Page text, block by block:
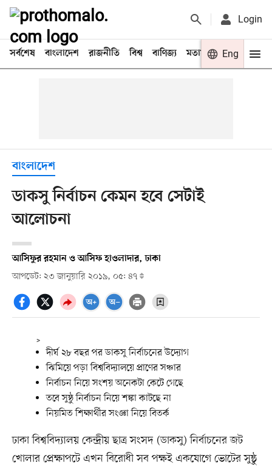
Login
সর্বশেষ বাংলাদেশ রাজনীতি বিশ্ব বাণিজ্য মতামত খেলা
Eng
বাংলাদেশ
ডাকসু নির্বাচন কেমন হবে সেটাই
আলোচনা
আসিফুর রহমান ও আসিফ হাওলাদার, ঢাকা
আপডেট: ২৩ জানুয়ারি ২০১৯, ০৫: ৪৭
>
দীর্ঘ ২৮ বছর পর ডাকসু নির্বাচনের উদ্যোগ
ঝিমিয়ে পড়া বিশ্ববিদ্যালয়ে প্রাণের সঞ্চার
নির্বাচন নিয়ে সংশয় অনেকটা কেটে গেছে
তবে সুষ্ঠু নির্বাচন নিয়ে শঙ্কা কাটছে না
নিয়মিত শিক্ষার্থীর সংজ্ঞা নিয়ে বিতর্ক
ঢাকা বিশ্ববিদ্যালয় কেন্দ্রীয় ছাত্র সংসদ (ডাকসু) নির্বাচনের জট
খোলার প্রেক্ষাপটে এখন বিরোধী সব পক্ষই একযোগে ভোটের সুষ্ঠু